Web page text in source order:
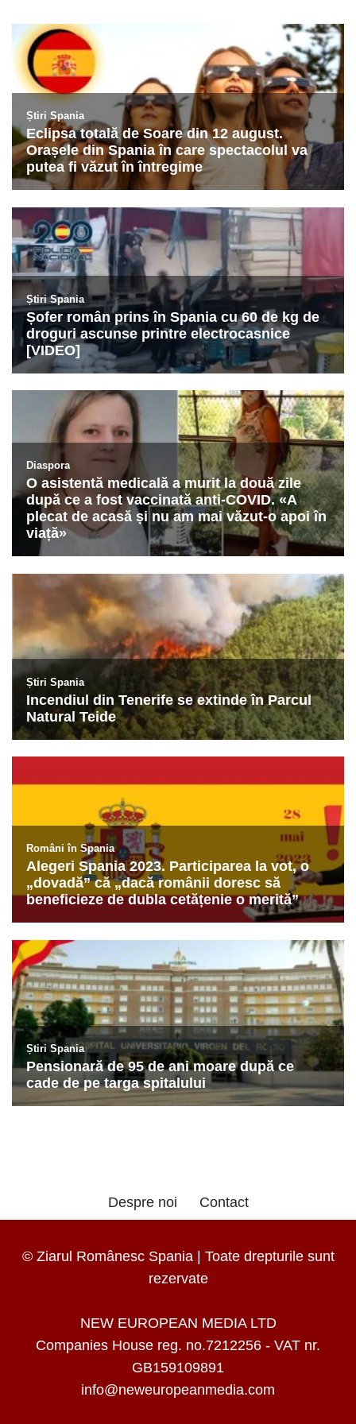
Despre noi Contact
© Ziarul Românesc Spania | Toate drepturile sunt
rezervate
NEW EUROPEAN MEDIA LTD
Companies House reg. no.7212256 - VAT nr.
GB159109891
info@neweuropeanmedia.com